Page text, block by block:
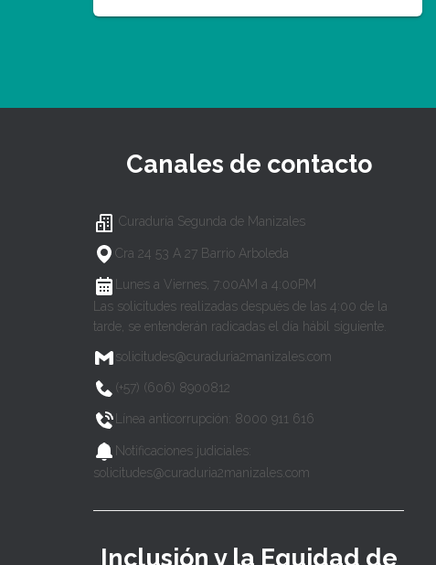
Canales de contacto
Curaduría Segunda de Manizales
Cra 24 53 A 27 Barrio Arboleda
Lunes a Viernes, 7:00AM a 4:00PM
Las solicitudes realizadas después de las 4:00 de la
tarde, se entenderán radicadas el día hábil siguiente.
solicitudes@curaduria2manizales.com
(+57) (606) 8900812
Línea anticorrupción: 8000 911 616
Notificaciones judiciales:
solicitudes@curaduria2manizales.com
Inclusión y la Equidad de